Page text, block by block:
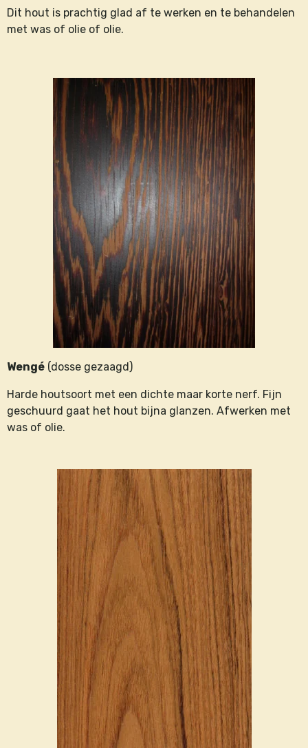
Dit hout is prachtig glad af te werken en te behandelen
met was of olie of olie.
Wengé (dosse gezaagd)
Harde houtsoort met een dichte maar korte nerf. Fijn
geschuurd gaat het hout bijna glanzen. Afwerken met
was of olie.